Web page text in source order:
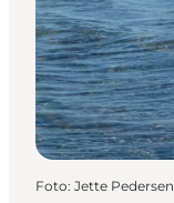
Foto: Jette Pedersen